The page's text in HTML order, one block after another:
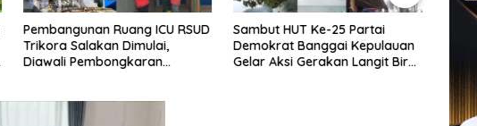
Sambut HUT Ke-25 Partai
Demokrat Banggai Kepulauan
Gelar Aksi Gerakan Langit Biru
Sekda Banggai Kepulauan
Hadiri Koordinasi Pemetaan
Kelembagaan Perangkat